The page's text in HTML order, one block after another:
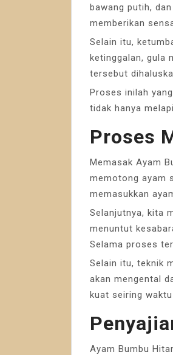
bawang putih,
memberikan
Selain itu,
ketinggalan, gula
tersebut
Proses inilah
tidak hanya
Proses
Memasak Ayam
memotong ayam
memasukkan
Selanjutnya, kita
menuntut
Selama proses
Selain itu, teknik
akan mengental
kuat seiring waktu
Ayam Bumbu